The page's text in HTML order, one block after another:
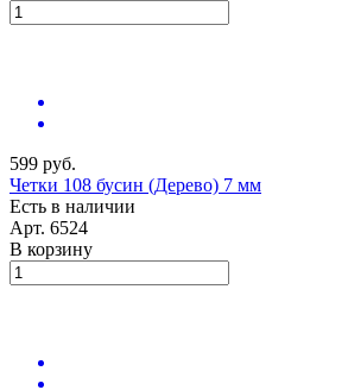
599 руб.
Четки 108 бусин (Дерево) 7 мм
Есть в наличии
Арт. 6524
В корзину